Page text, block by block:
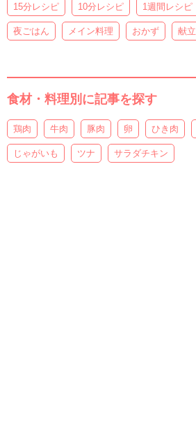
15分レシピ 10分レシピ 1週間レシピ
夜ごはん メイン料理 おかず 献立
食材・料理別に記事を探す
鶏肉 牛肉 豚肉 卵 ひき肉
じゃがいも ツナ サラダチキン